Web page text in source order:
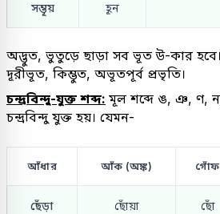
সম্ভূয় হূন
অদ্ভুত, ভুতুড়ে ছাড়া সব ভূত উ-কার
দূরীভূত, কিম্ভুত, অভূতপূর্ব প্রভৃতি।
চন্দ্রবিন্দু-যুক্ত শব্দ: মূল শব্দে ঙ, ঞ, ণ, ন,
চন্দ্রবিন্দু যুক্ত হয়। যেমন-
আঁধার আঁক (অঙ্ক) গোঁফ
ছেঁড়া ছোঁয়া ছোঁ